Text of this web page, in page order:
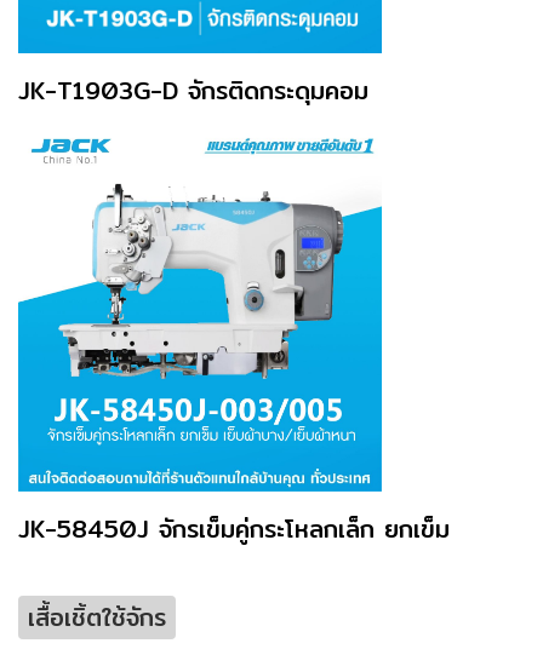
JK-T1903G-D จักรติดกระดุมคอม
JK-58450J จักรเข็มคู่กระโหลกเล็ก ยกเข็ม
เสื้อเชิ้ตใช้จักร